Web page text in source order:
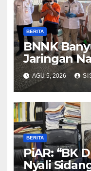
BERITA
BNNK
Jaringan
Bali
AGU 5, 2026
BERITA
PiAR: “BK
Nyali